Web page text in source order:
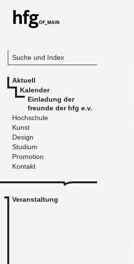
Suche und Index
Aktuell
Kalender
Einladung der
freunde der hfg e.v.
Hochschule
Kunst
Design
Studium
Promotion
Kontakt
Veranstaltung